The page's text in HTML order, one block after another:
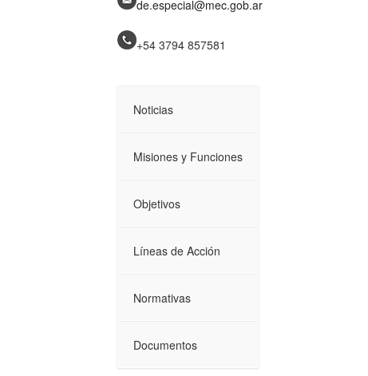
de.especial@mec.gob.ar
+54 3794 857581
Noticias
Misiones y Funciones
Objetivos
Líneas de Acción
Normativas
Documentos